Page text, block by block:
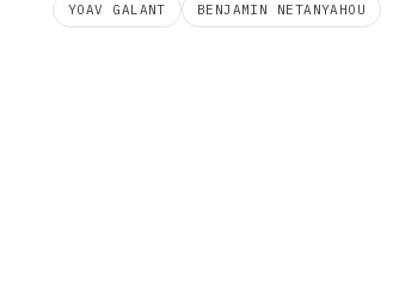
YOAV GALANT BENJAMIN NETANYAHOU